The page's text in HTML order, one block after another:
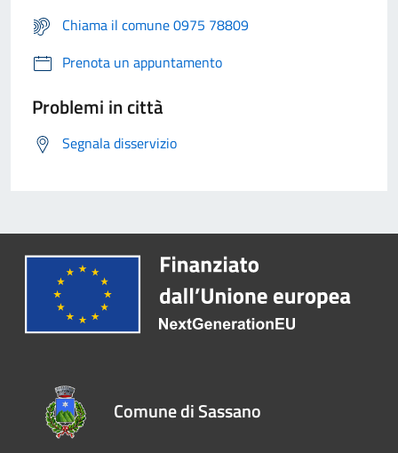
Chiama il comune 0975 78809
Prenota un appuntamento
Problemi in città
Segnala disservizio
Comune di Sassano